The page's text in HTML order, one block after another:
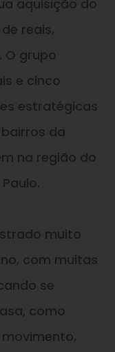
aquisição do
reais,
O grupo
e cinco
estratégicas
da
na região do
muito
com muitas
se
como